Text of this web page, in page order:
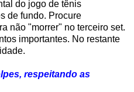
do jogo de tênis
de fundo. Procure
não "morrer" no terceiro set.
importantes. No restante
respeitando as